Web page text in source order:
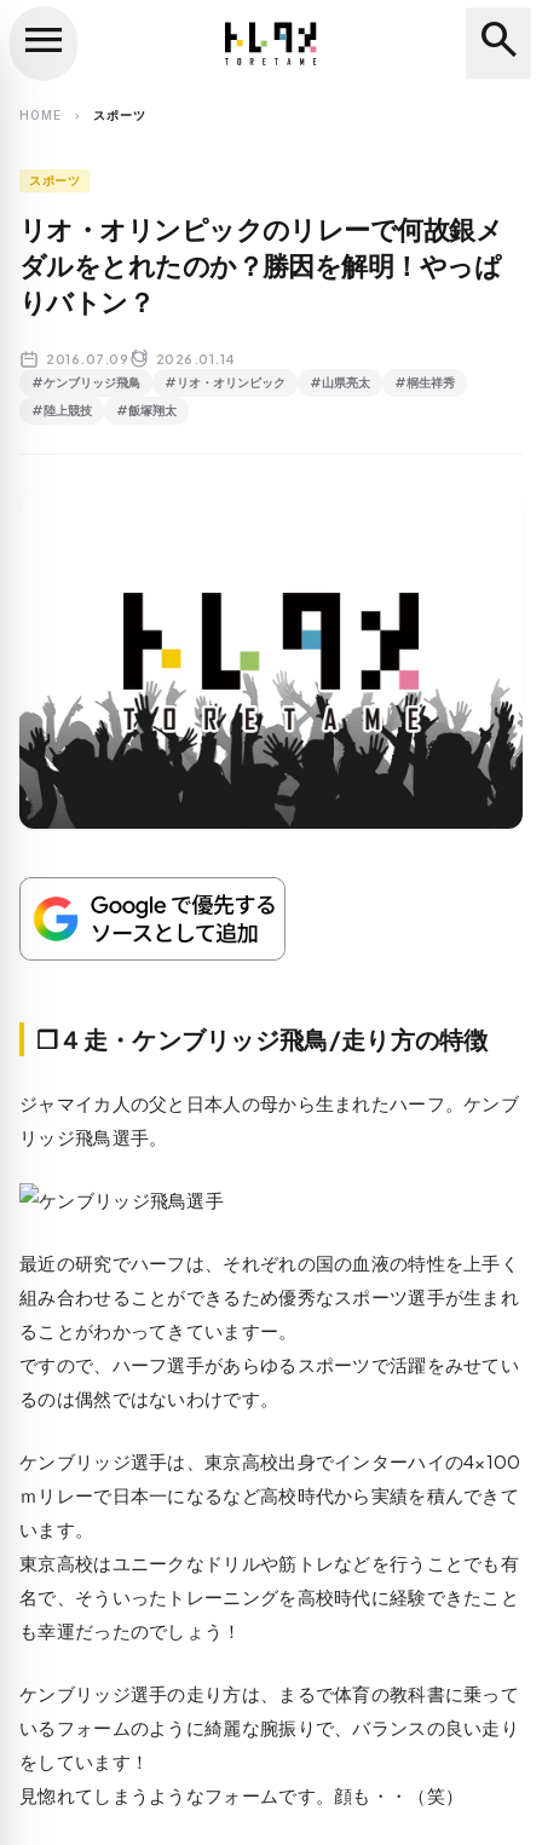
search
menu search
HOME chevron_right スポーツ
スポーツ
リオ・オリンピックのリレーで何故銀メ
ダルをとれたのか？勝因を解明！やっぱ
りバトン？
2016.07.09 2026.01.14
#ケンブリッジ飛鳥 #リオ・オリンピック #山県亮太
#桐生祥秀
#陸上競技
#飯塚翔太
❒４走・ケンブリッジ飛鳥/走り方の特徴
ジャマイカ人の父と日本人の母から生まれたハーフ。ケンブ
リッジ飛鳥選手。
最近の研究でハーフは、それぞれの国の血液の特性を上手く
組み合わせることができるため優秀なスポーツ選手が生まれ
ることがわかってきていますー。
ですので、ハーフ選手があらゆるスポーツで活躍をみせてい
るのは偶然ではないわけです。
ケンブリッジ選手は、東京高校出身でインターハイの4×100
ｍリレーで日本一になるなど高校時代から実績を積んできて
います。
東京高校はユニークなドリルや筋トレなどを行うことでも有
名で、そういったトレーニングを高校時代に経験できたこと
も幸運だったのでしょう！
ケンブリッジ選手の走り方は、まるで体育の教科書に乗って
いるフォームのように綺麗な腕振りで、バランスの良い走り
をしています！
見惚れてしまうようなフォームです。顔も・・（笑）